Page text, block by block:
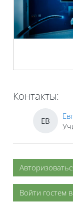
Контакты:
ЕВ
Войти гостем